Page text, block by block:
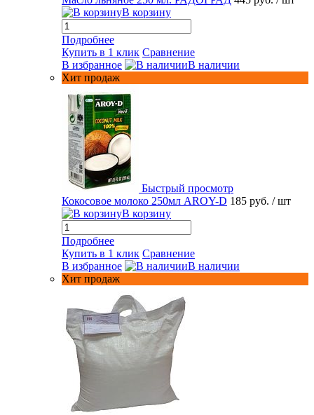
В корзину
Подробнее
Купить в 1 клик Сравнение
В избранное
В наличии
Хит продаж
Быстрый просмотр
Кокосовое молоко 250мл AROY-D 185 руб. / шт
В корзину
Подробнее
Купить в 1 клик Сравнение
В избранное
В наличии
Хит продаж